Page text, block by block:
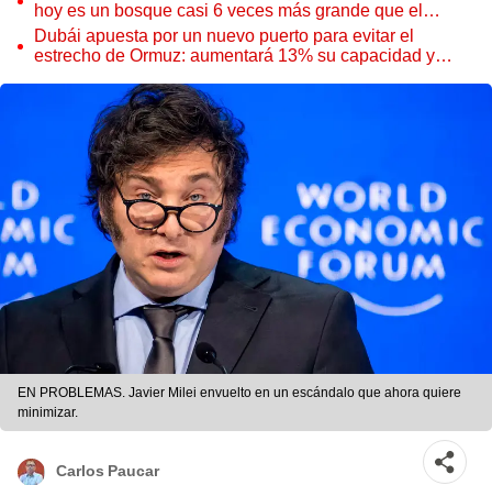
hoy es un bosque casi 6 veces más grande que el
Parque de las Leyendas
Dubái apuesta por un nuevo puerto para evitar el
estrecho de Ormuz: aumentará 13% su capacidad y
EN PROBLEMAS. Javier Milei envuelto en un escándalo que ahora quiere
minimizar.
Carlos Paucar